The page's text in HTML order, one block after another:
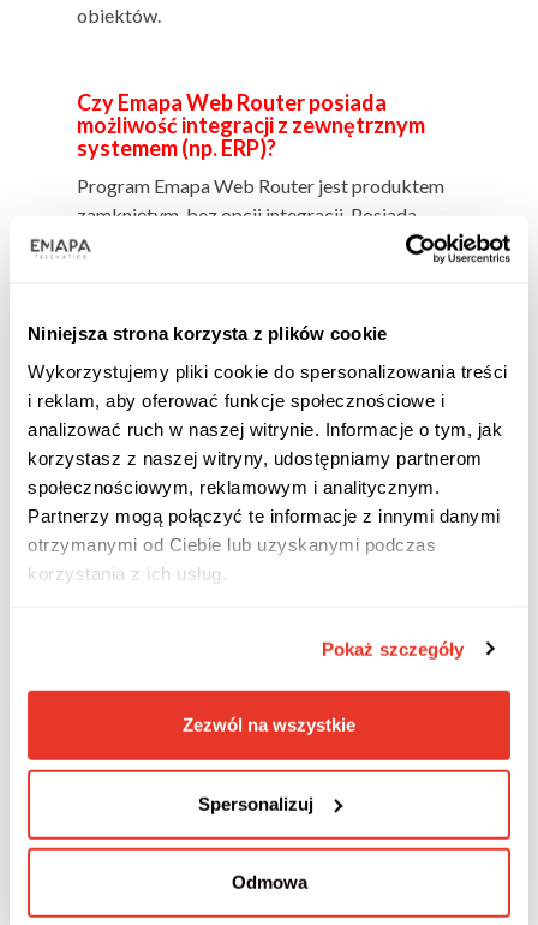
Niniejsza strona korzysta z plików cookie
Wykorzystujemy pliki cookie do spersonalizowania treści
i reklam, aby oferować funkcje społecznościowe i
analizować ruch w naszej witrynie. Informacje o tym, jak
korzystasz z naszej witryny, udostępniamy partnerom
społecznościowym, reklamowym i analitycznym.
Partnerzy mogą połączyć te informacje z innymi danymi
otrzymanymi od Ciebie lub uzyskanymi podczas
korzystania z ich usług.
Pokaż szczegóły
Zezwól na wszystkie
Spersonalizuj
Odmowa
obiektów.
Czy Emapa Web Router posiada
możliwość integracji z zewnętrznym
systemem (np. ERP)?
Program Emapa Web Router jest produktem
zamkniętym, bez opcji integracji. Posiada
możliwość importu danych z pliku xlsx lub csv.
Czy raport trasy poza opisem zawiera
Nie, raport zawiera szczegółowe informacje o
wyznaczonej trasie: koszt całkowity, czas
całkowity, całkowitą długość w kilometrach.
W raporcie szczegółowym wyróżnione są
powyższe informacje w podziale na
poszczególne odcinki między punktami trasy.
Raport zawiera również szczegółowe koszty z
Użytkownika (np. kilometraż).
Mapa trasy nie jest częścią raportu, ale można
ją wydrukować z poziomu programu. Należy
Dla jakich pojazdów można wyznaczać
trasy przejazdów?